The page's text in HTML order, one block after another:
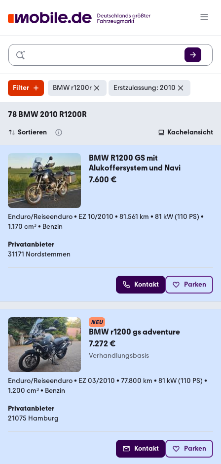
Filter BMW r1200r Erstzulassung: 2010
78 BMW 2010 R1200R
Sortieren Kachelansicht
BMW R1200 GS mit
Alukoffersystem und Navi
7.600 €
Enduro/Reiseenduro• EZ 10/2010 • 81.561 km • 81 kW (110 PS) •
1.170 cm³• Benzin
Privatanbieter
31171 Nordstemmen
Kontakt Parken
NEU
BMW r1200 gs adventure
7.272 €
Verhandlungsbasis
Enduro/Reiseenduro• EZ 03/2010 • 77.800 km • 81 kW (110 PS) •
1.200 cm³• Benzin
Privatanbieter
21075 Hamburg
Kontakt Parken